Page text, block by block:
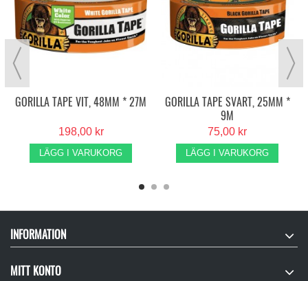
GORILLA TAPE VIT, 48MM * 27M
198,00 kr
LÄGG I VARUKORG
GORILLA TAPE SVART, 25MM *
9M
75,00 kr
LÄGG I VARUKORG
INFORMATION
MITT KONTO